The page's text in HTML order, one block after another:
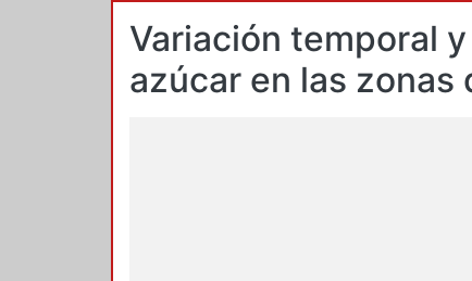
Variación temporal
azúcar en las